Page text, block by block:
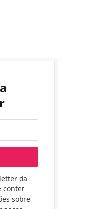
da
conter
sobre